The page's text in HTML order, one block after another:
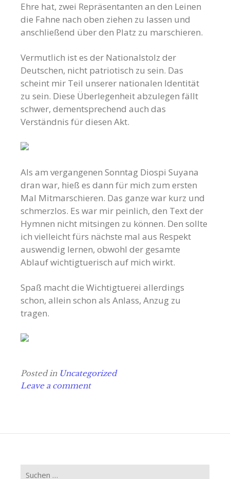
Ehre hat, zwei Repräsentanten an den Leinen
die Fahne nach oben ziehen zu lassen und
anschließend über den Platz zu marschieren.
Vermutlich ist es der Nationalstolz der
Deutschen, nicht patriotisch zu sein. Das
scheint mir Teil unserer nationalen Identität
zu sein. Diese Überlegenheit abzulegen fällt
schwer, dementsprechend auch das
Verständnis für diesen Akt.
Als am vergangenen Sonntag Diospi Suyana
dran war, hieß es dann für mich zum ersten
Mal Mitmarschieren. Das ganze war kurz und
schmerzlos. Es war mir peinlich, den Text der
Hymnen nicht mitsingen zu können. Den sollte
ich vielleicht fürs nächste mal aus Respekt
auswendig lernen, obwohl der gesamte
Ablauf wichtigtuerisch auf mich wirkt.
Spaß macht die Wichtigtuerei allerdings
schon, allein schon als Anlass, Anzug zu
tragen.
Posted in Uncategorized
Leave a comment
Suchen